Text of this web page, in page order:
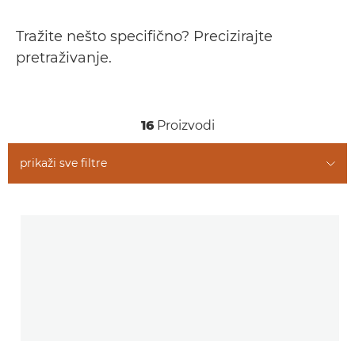
Podrška
Tražite nešto specifično? Precizirajte
pretraživanje.
16 Proizvodi
prikaži sve filtre